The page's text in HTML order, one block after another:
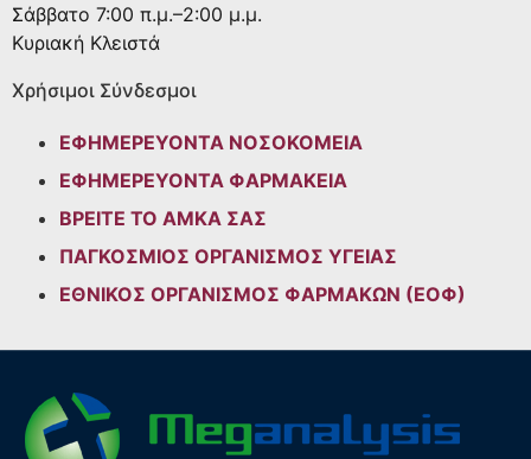
Σάββατο 7:00 π.μ.–2:00 μ.μ.
Κυριακή Κλειστά
Χρήσιμοι Σύνδεσμοι
ΕΦΗΜΕΡΕΥΟΝΤΑ ΝΟΣΟΚΟΜΕΙΑ
ΕΦΗΜΕΡΕΥΟΝΤΑ ΦΑΡΜΑΚΕΙΑ
ΒΡΕΙΤΕ ΤΟ ΑΜΚΑ ΣΑΣ
ΠΑΓΚΟΣΜΙΟΣ ΟΡΓΑΝΙΣΜΟΣ ΥΓΕΙΑΣ
ΕΘΝΙΚΟΣ ΟΡΓΑΝΙΣΜΟΣ ΦΑΡΜΑΚΩΝ (ΕΟΦ)